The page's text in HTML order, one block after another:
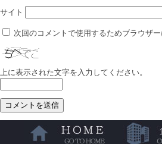
サイト
次回のコメントで使用するためブラウザ
上に表示された文字を入力してください。